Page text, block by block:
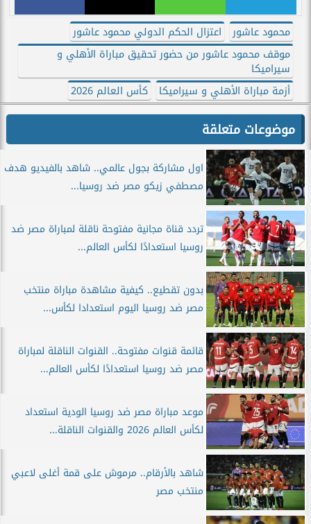
محمود عاشور
اعتزال الحكم الدولي محمود عاشور
موقف محمود عاشور من حضور تحقيق مباراة الأهلي و
سيراميكا
أزمة مباراة الأهلي و سيراميكا
كأس العالم 2026
موضوعات متعلقة
اول مشاركة بجول عالمي.. شاهد بالفيديو هدف
مصطفي زيكو مصر ضد روسيا...
تردد قناة مجانية مفتوحة ناقلة لمباراة مصر ضد
روسيا استعدادًا لكأس العالم...
بدون تقطيع.. كيفية مشاهدة مباراة منتخب
مصر ضد روسيا اليوم استعدادا لكأس...
قائمة قنوات مفتوحة.. القنوات الناقلة لمباراة
مصر ضد روسيا استعدادًا لكأس العالم...
موعد مباراة مصر ضد روسيا الودية استعداد
لكأس العالم 2026 والقنوات الناقلة...
شاهد بالأرقام.. مرموش على قمة أغلى لاعبي
منتخب مصر